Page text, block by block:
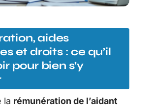
aides
et droits : ce qu’il
pour bien s’y
la rémunération de l’aidant